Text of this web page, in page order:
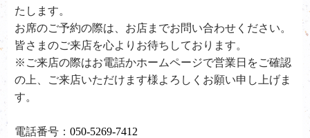
たします。
お席のご予約の際は、お店までお問い合わせください。
皆さまのご来店を心よりお待ちしております。
※ご来店の際はお電話かホームページで営業日をご確認
の上、ご来店いただけます様よろしくお願い申し上げま
す。
電話番号：050-5269-7412